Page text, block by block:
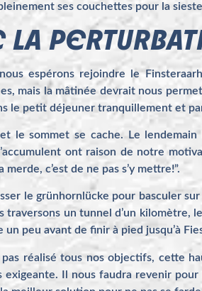
ses couchettes pour la
LA
espérons rejoindre le
mais la mâtinée devrait nous
le petit déjeuner tranquillement et
le sommet se cache. Le
ont raison de notre
c’est de ne pas s’y mettre!”.
le grünhornlücke pour basculer
traversons un tunnel d’un kilomètre,
un peu avant de finir à pied jusqu’à
pas réalisé tous nos objectifs, cette
Il nous faudra revenir